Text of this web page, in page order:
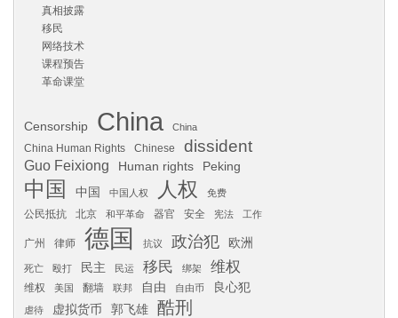
真相披露
移民
网络技术
课程预告
革命课堂
Censorship China China
China Human Rights Chinese dissident
Guo Feixiong Human rights Peking
中国 中国 中国人权 人权 免费
公民抵抗 北京 和平革命 器官 安全 宪法 工作
广州 律师 德国 抗议 政治犯 欧洲
死亡 殴打 民主 民运 移民 绑架 维权
维权 美国 翻墙 联邦 自由 自由币 良心犯
虐待 虚拟货币 郭飞雄 酷刑